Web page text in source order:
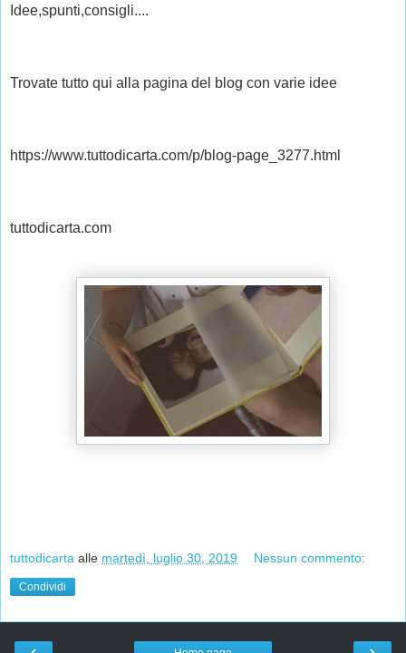
Idee,spunti,consigli....
Trovate tutto qui alla pagina del blog con varie idee
https://www.tuttodicarta.com/p/blog-page_3277.html
tuttodicarta.com
tuttodicarta alle martedì, luglio 30, 2019 Nessun commento:
Condividi